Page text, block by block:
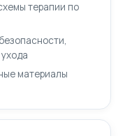
терапии по
материалы